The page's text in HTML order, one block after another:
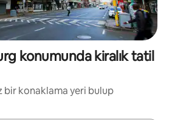
konumunda kiralık tatil
bir konaklama yeri bulup